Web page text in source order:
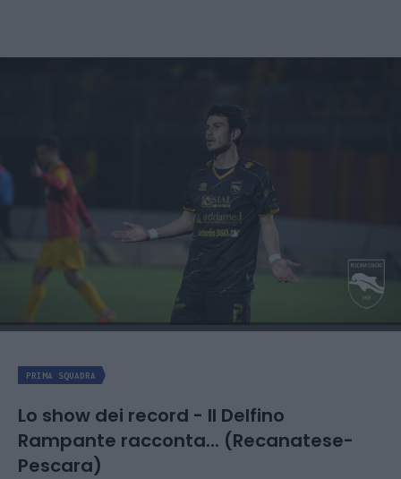
PRIMA SQUADRA
Lo show dei record - Il Delfino
Rampante racconta... (Recanatese-
Pescara)